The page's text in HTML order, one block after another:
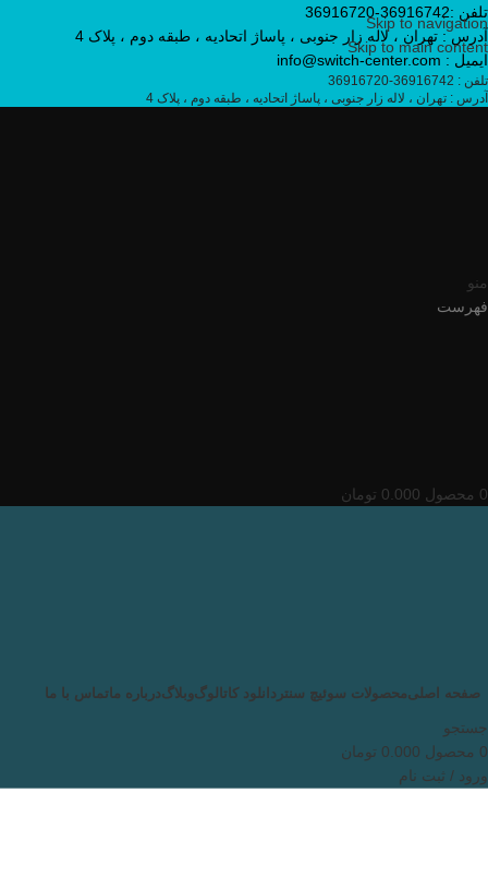
Skip to navigation
Skip to main content
تلفن :36916742-36916720
آدرس : تهران ، لاله زار جنوبی ، پاساژ اتحادیه ، طبقه دوم ، پلاک 4
ایمیل : info@switch-center.com
تلفن : 36916742-36916720
آدرس : تهران ، لاله زار جنوبی ، پاساژ اتحادیه ، طبقه دوم ، پلاک 4
منو
فهرست
0 محصول 0.000 تومان
صفحه اصلیمحصولات سوئیچ سنتر دانلود کاتالوگوبلاگدرباره ما تماس با ما
جستجو
0 محصول 0.000 تومان
ورود / ثبت نام